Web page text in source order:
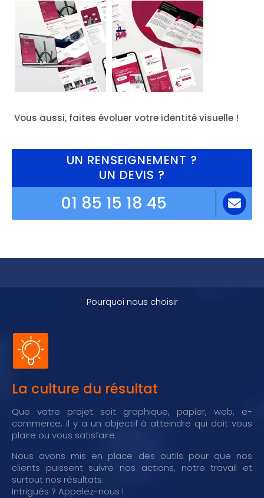
Vous aussi, faites évoluer votre identité visuelle !
UN RENSEIGNEMENT ?
UN DEVIS ?
01 85 15 18 45
Pourquoi nous choisir
La culture du résultat
Que votre projet soit graphique, papier, web, e-
commerce, il y a un objectif à atteindre qui doit vous
plaire ou vous satisfaire.
Nous avons mis en place des outils pour que nos
clients puissent suivre nos actions, notre travail et
surtout nos résultats.
Intrigués ? Appelez-nous !